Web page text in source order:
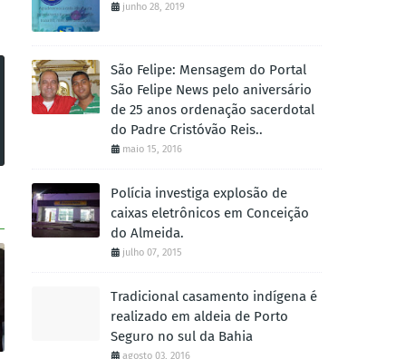
junho 28, 2019
São Felipe: Mensagem do Portal
São Felipe News pelo aniversário
de 25 anos ordenação sacerdotal
do Padre Cristóvão Reis..
maio 15, 2016
Polícia investiga explosão de
caixas eletrônicos em Conceição
do Almeida.
julho 07, 2015
Tradicional casamento indígena é
realizado em aldeia de Porto
Seguro no sul da Bahia
agosto 03, 2016